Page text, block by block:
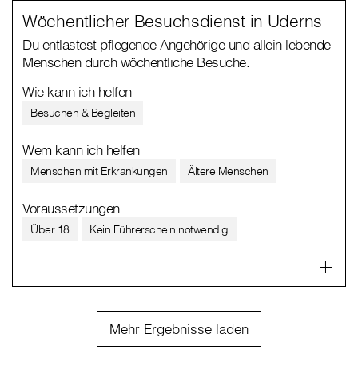
Wöchentlicher Besuchsdienst in Uderns
Du entlastest pflegende Angehörige und allein lebende
Menschen durch wöchentliche Besuche.
Wie kann ich helfen
Besuchen & Begleiten
Wem kann ich helfen
Menschen mit Erkrankungen Ältere Menschen
Voraussetzungen
Über 18 Kein Führerschein notwendig
Mehr Ergebnisse laden